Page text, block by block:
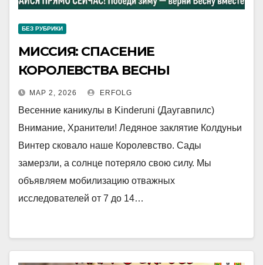
БЕЗ РУБРИКИ
МИССИЯ: СПАСЕНИЕ
КОРОЛЕВСТВА ВЕСНЫ
МАР 2, 2026 ERFOLG
Весенние каникулы в Kinderuni (Даугавпилс)
Внимание, Хранители! Ледяное заклятие Колдуньи
Винтер сковало наше Королевство. Сады
замерзли, а солнце потеряло свою силу. Мы
объявляем мобилизацию отважных
исследователей от 7 до 14…